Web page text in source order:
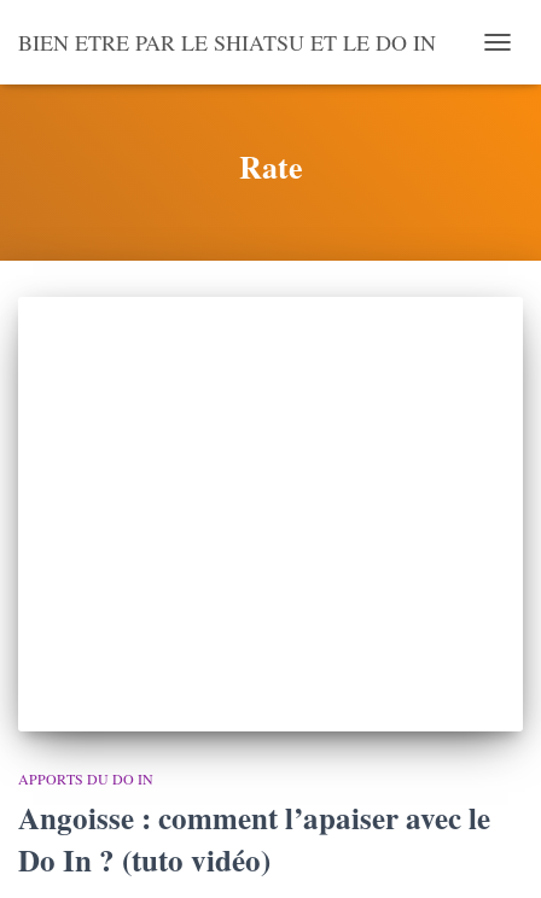
BIEN ETRE PAR LE SHIATSU ET LE DO IN
LA
Rate
APPORTS DU DO IN
Angoisse : comment l’apaiser avec le
Do In ? (tuto vidéo)